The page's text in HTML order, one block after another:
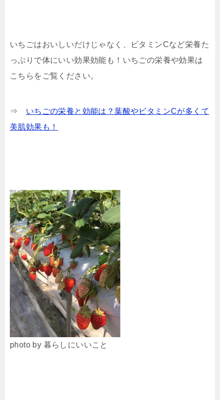
いちごはおいしいだけじゃなく、ビタミンCなど栄養た
っぷりで体にいい効果効能も！いちごの栄養や効果は
こちらをご覧ください。
⇒ いちごの栄養と効能は？葉酸やビタミンCが多くて
美肌効果も！
photo by 暮らしにいいこと